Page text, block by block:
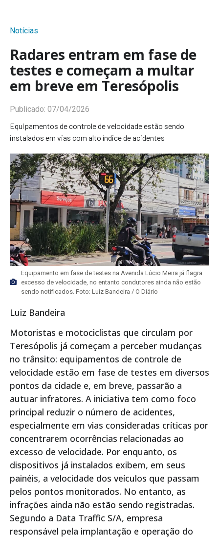
Notícias
Radares entram em fase de
testes e começam a multar
em breve em Teresópolis
Publicado: 07/04/2026
Equipamentos de controle de velocidade estão sendo
instalados em vias com alto índice de acidentes
Equipamento em fase de testes na Avenida Lúcio Meira já flagra
excesso de velocidade, no entanto condutores ainda não estão
sendo notificados. Foto: Luiz Bandeira / O Diário
Luiz Bandeira
Motoristas e motociclistas que circulam por
Teresópolis já começam a perceber mudanças
no trânsito: equipamentos de controle de
velocidade estão em fase de testes em diversos
pontos da cidade e, em breve, passarão a
autuar infratores. A iniciativa tem como foco
principal reduzir o número de acidentes,
especialmente em vias consideradas críticas por
concentrarem ocorrências relacionadas ao
excesso de velocidade. Por enquanto, os
dispositivos já instalados exibem, em seus
painéis, a velocidade dos veículos que passam
pelos pontos monitorados. No entanto, as
infrações ainda não estão sendo registradas.
Segundo a Data Traffic S/A, empresa
responsável pela implantação e operação do